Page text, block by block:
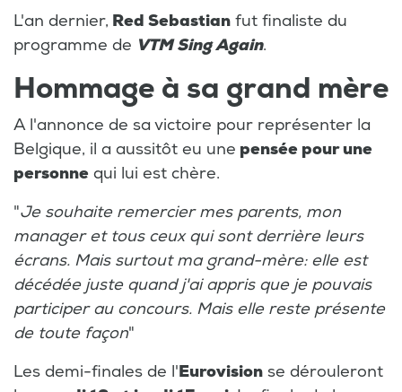
L'an dernier, Red Sebastian fut finaliste du
programme de VTM Sing Again.
Hommage à sa grand mère
A l'annonce de sa victoire pour représenter la
Belgique, il a aussitôt eu une pensée pour une
personne qui lui est chère.
"Je souhaite remercier mes parents, mon
manager et tous ceux qui sont derrière leurs
écrans. Mais surtout ma grand-mère: elle est
décédée juste quand j'ai appris que je pouvais
participer au concours. Mais elle reste présente
de toute façon"
Les demi-finales de l'Eurovision se dérouleront